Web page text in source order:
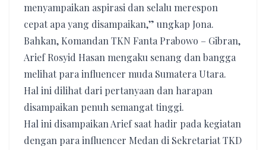
menyampaikan aspirasi dan selalu merespon
cepat apa yang disampaikan,” ungkap Jona.
Bahkan, Komandan TKN Fanta Prabowo – Gibran,
Arief Rosyid Hasan mengaku senang dan bangga
melihat para influencer muda Sumatera Utara.
Hal ini dilihat dari pertanyaan dan harapan
disampaikan penuh semangat tinggi.
Hal ini disampaikan Arief saat hadir pada kegiatan
dengan para influencer Medan di Sekretariat TKD